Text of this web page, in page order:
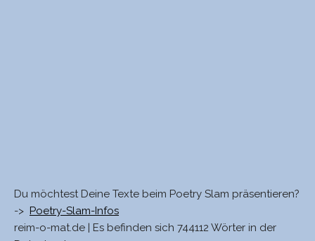
Du möchtest Deine Texte beim Poetry Slam präsentieren?
-> Poetry-Slam-Infos
reim-o-mat.de | Es befinden sich 744112 Wörter in der